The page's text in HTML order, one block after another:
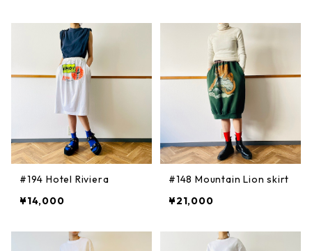
#194 Hotel Riviera
¥14,000
#148 Mountain Lion skirt
¥21,000